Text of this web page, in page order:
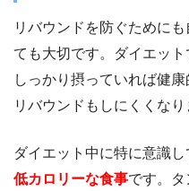
リバウンドを防ぐために
ても大切です。ダイエッ
しっかり摂っていれば健
リバウンドもしにくくなり
ダイエット中に特に意識
低カロリーな食事です。